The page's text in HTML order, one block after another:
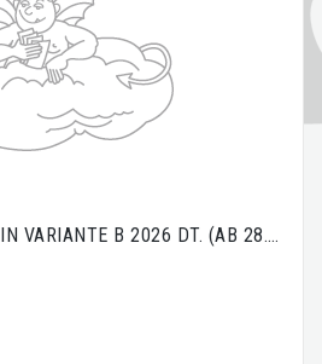
VARIANTE B 2026 DT. (AB 28.…